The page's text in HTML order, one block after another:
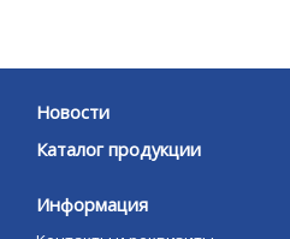
Новости
Каталог продукции
Информация